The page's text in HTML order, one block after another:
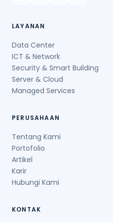
LAYANAN
Data Center
ICT & Network
Security & Smart Building
Server & Cloud
Managed Services
PERUSAHAAN
Tentang Kami
Portofolio
Artikel
Karir
Hubungi Kami
KONTAK